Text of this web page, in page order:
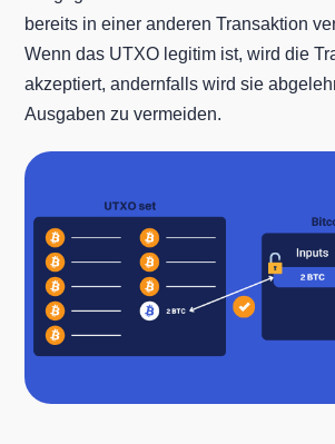
bereits in einer anderen Transaktion
Wenn das UTXO legitim ist, wird die
akzeptiert, andernfalls wird sie
Ausgaben zu vermeiden.